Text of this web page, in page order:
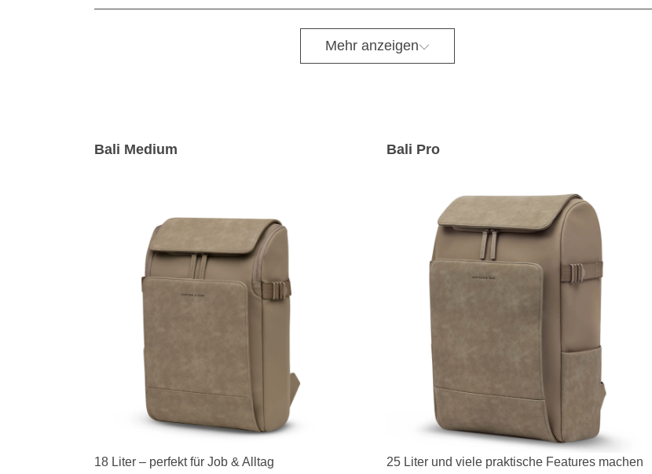
Mehr anzeigen
Bali Medium Bali Pro
18 Liter – perfekt für Job & Alltag
25 Liter und viele praktische Features machen